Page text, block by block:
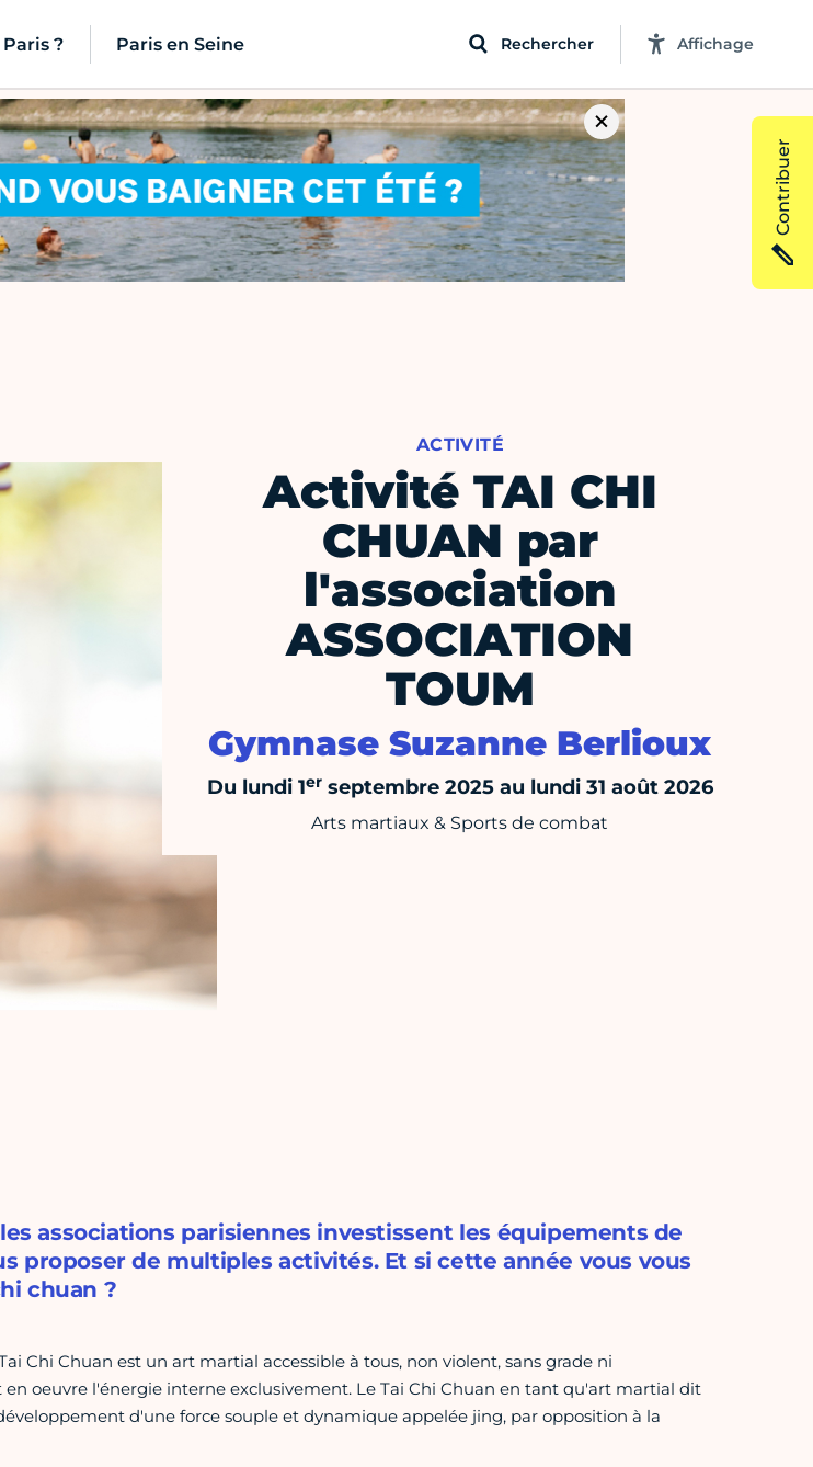
? Paris en Seine Rechercher Affichage
ACTIVITÉ
Activité TAI CHI
CHUAN par
l'association
ASSOCIATION
TOUM
Gymnase Suzanne Berlioux
Du lundi 1erseptembre 2025 au lundi 31 août 2026
Arts martiaux & Sports de combat
associations parisiennes investissent les équipements de
proposer de multiples activités. Et si cette année vous vous
chuan ?
Chi Chuan est un art martial accessible à tous, non violent, sans grade ni
oeuvre l'énergie interne exclusivement. Le Tai Chi Chuan en tant qu'art martial dit
d'une force souple et dynamique appelée jing, par opposition à la
Contribuer